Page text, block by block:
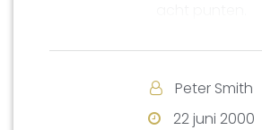
Joop, die in de eerste
den Berg wist van Joop te
een zeer slechte start in de
Peter Smith
22 juni 2000